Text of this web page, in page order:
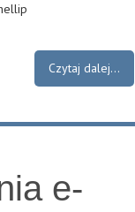
Czytaj dalej...
e-